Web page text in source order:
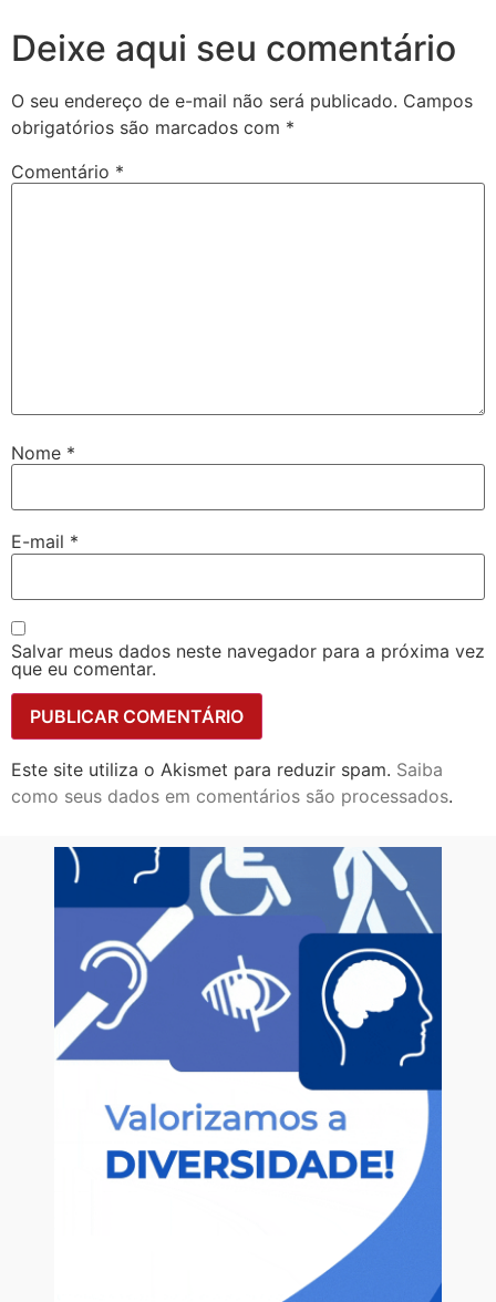
Deixe aqui seu comentário
O seu endereço de e-mail não será publicado. Campos
obrigatórios são marcados com *
Comentário *
Nome *
E-mail *
Salvar meus dados neste navegador para a próxima vez
que eu comentar.
Este site utiliza o Akismet para reduzir spam. Saiba
como seus dados em comentários são processados.